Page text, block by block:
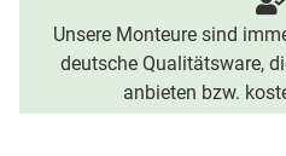
Unsere Monteure sind
deutsche Qualitätsware,
anbieten bzw.